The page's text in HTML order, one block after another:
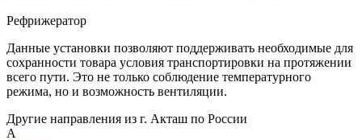
Рефрижератор
Данные установки позволяют поддерживать необходимые для
сохранности товара условия транспортировки на протяжении
всего пути. Это не только соблюдение температурного
режима, но и возможность вентиляции.
Другие направления из г. Акташ по России
А